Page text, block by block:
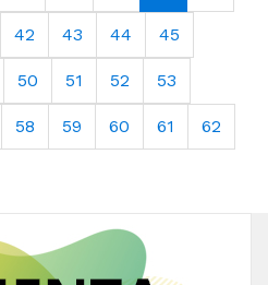
42 43 44 45
50 51 52 53
58 59 60 61 62